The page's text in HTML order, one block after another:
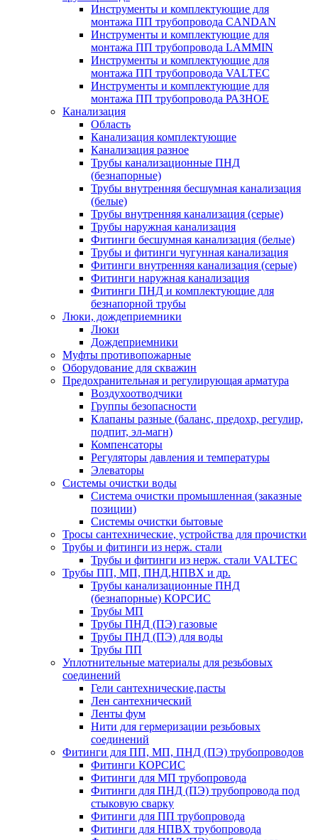
Инструменты и комплектующие для
монтажа ПП трубопровода CANDAN
Инструменты и комплектующие для
монтажа ПП трубопровода LAMMIN
Инструменты и комплектующие для
монтажа ПП трубопровода VALTEC
Инструменты и комплектующие для
монтажа ПП трубопровода РАЗНОЕ
Канализация
Область
Канализация комплектующие
Канализация разное
Трубы канализационные ПНД
(безнапорные)
Трубы внутренняя бесшумная канализация
(белые)
Трубы внутренняя канализация (серые)
Трубы наружная канализация
Фитинги бесшумная канализация (белые)
Трубы и фитинги чугунная канализация
Фитинги внутренняя канализация (серые)
Фитинги наружная канализация
Фитинги ПНД и комплектующие для
безнапорной трубы
Люки, дождеприемники
Люки
Дождеприемники
Муфты противопожарные
Оборудование для скважин
Предохранительная и регулирующая арматура
Воздухоотводчики
Группы безопасности
Клапаны разные (баланс, предохр, регулир,
подпит, эл-магн)
Компенсаторы
Регуляторы давления и температуры
Элеваторы
Системы очистки воды
Система очистки промышленная (заказные
позиции)
Системы очистки бытовые
Тросы сантехнические, устройства для прочистки
Трубы и фитинги из нерж. стали
Трубы и фитинги из нерж. стали VALTEC
Трубы ПП, МП, ПНД,НПВХ и др.
Трубы канализационные ПНД
(безнапорные) КОРСИС
Трубы МП
Трубы ПНД (ПЭ) газовые
Трубы ПНД (ПЭ) для воды
Трубы ПП
Уплотнительные материалы для резьбовых
соединений
Гели сантехнические,пасты
Лен сантехнический
Ленты фум
Нити для гермеризации резьбовых
соединений
Фитинги для ПП, МП, ПНД (ПЭ) трубопроводов
Фитинги КОРСИС
Фитинги для МП трубопровода
Фитинги для ПНД (ПЭ) трубопровода под
стыковую сварку
Фитинги для ПП трубопровода
Фитинги для НПВХ трубопровода